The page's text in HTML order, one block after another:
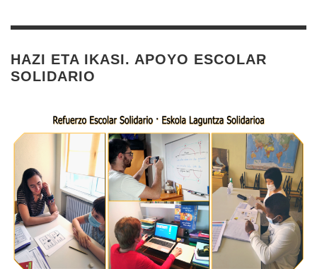
HAZI ETA IKASI. APOYO ESCOLAR
SOLIDARIO